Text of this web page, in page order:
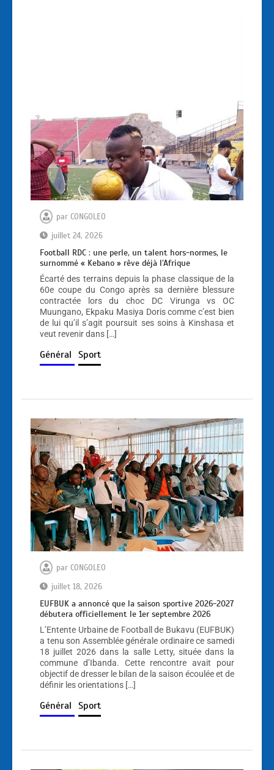
par CONGOLEO
juillet 24, 2026
Football RDC : une perle, un talent hors-normes, le
surnommé « Kebano » rêve déjà l’Afrique
Écarté des terrains depuis la phase classique de la
60e coupe du Congo après sa dernière blessure
contractée lors du choc DC Virunga vs OC
Muungano, Ekpaku Masiya Doris comme c’est bien
de lui qu’il s’agit poursuit ses soins à Kinshasa et
veut revenir dans […]
Général Sport
par CONGOLEO
juillet 18, 2026
EUFBUK a annoncé que la saison sportive 2026-2027
débutera officiellement le 1er septembre 2026
L’Entente Urbaine de Football de Bukavu (EUFBUK)
a tenu son Assemblée générale ordinaire ce samedi
18 juillet 2026 dans la salle Letty, située dans la
commune d’Ibanda. Cette rencontre avait pour
objectif de dresser le bilan de la saison écoulée et de
définir les orientations […]
Général Sport